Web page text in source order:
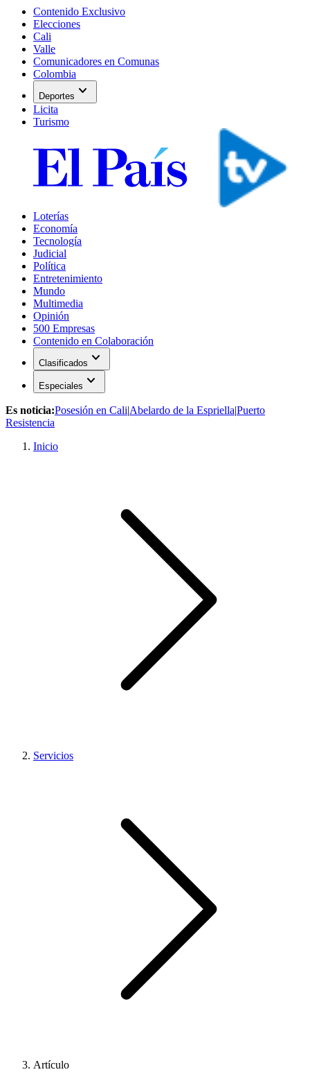
Contenido Exclusivo
Elecciones
Cali
Valle
Comunicadores en Comunas
Colombia
Deportes expand_more
Licita
Turismo
Loterías
Economía
Tecnología
Judicial
Política
Entretenimiento
Mundo
Multimedia
Opinión
500 Empresas
Contenido en Colaboración
Clasificados expand_more
Especiales expand_more
Es noticia:Posesión en Cali|Abelardo de la Espriella|Puerto
Resistencia
Inicio
Servicios
Artículo